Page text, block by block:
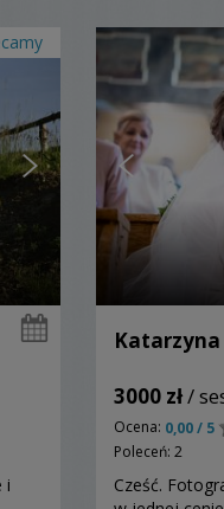
i
Katarzyna
3000 zł/
Ocena: 0,00 / 5
Poleceń: 2
Cześć.